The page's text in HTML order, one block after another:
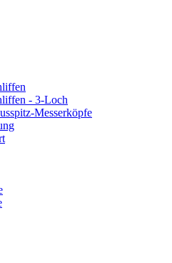
- 3-Loch
Messerköpfe